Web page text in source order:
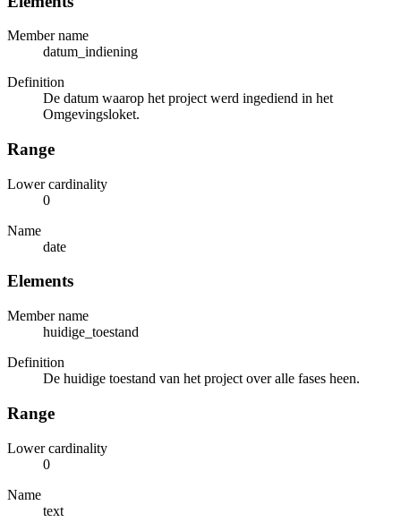
Member name
datum_indiening
Definition
De datum waarop het project werd ingediend in het
Omgevingsloket.
Range
Lower cardinality
0
Name
date
Elements
Member name
huidige_toestand
Definition
De huidige toestand van het project over alle fases heen.
Range
Lower cardinality
0
Name
text